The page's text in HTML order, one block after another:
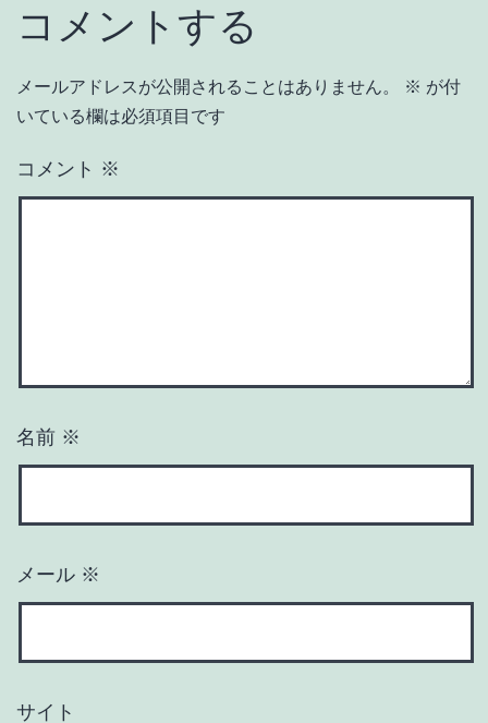
コメントする
メールアドレスが公開されることはありません。 ※ が付
いている欄は必須項目です
コメント ※
名前 ※
メール ※
サイト